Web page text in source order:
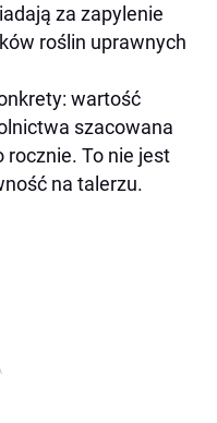
za zapylenie
roślin uprawnych
wartość
szacowana
rocznie. To nie jest
na talerzu.